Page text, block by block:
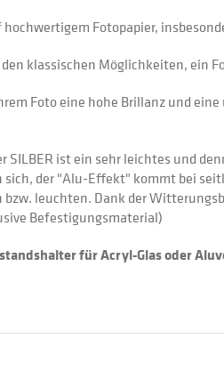
hochwertigem Fotopapier,
klassischen Möglichkeiten, ein
Foto eine hohe Brillanz und
SILBER ist ein sehr leichtes und
sich, der "Alu-Effekt" kommt bei
bzw. leuchten. Dank der
Befestigungsmaterial)
für Acryl-Glas oder